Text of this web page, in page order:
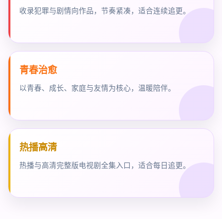
收录犯罪与剧情向作品，节奏紧凑，适合连续追更。
青春治愈
以青春、成长、家庭与友情为核心，温暖陪伴。
热播高清
热播与高清完整版电视剧全集入口，适合每日追更。